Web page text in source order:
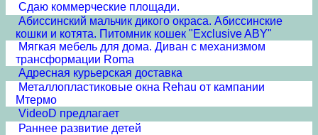
Сдаю коммерческие площади.
Абиссинский мальчик дикого окраса. Абиссинские
кошки и котята. Питомник кошек "Exclusive ABY"
Мягкая мебель для дома. Диван с механизмом
трансформации Roma
Адресная курьерская доставка
Металлопластиковые окна Rehau от кампании
Мтермо
VideoD предлагает
Раннее развитие детей